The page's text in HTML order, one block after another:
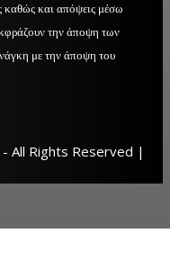
καθώς και απόψεις μέσω
την άποψη των
με την άποψη του
All Rights Reserved |